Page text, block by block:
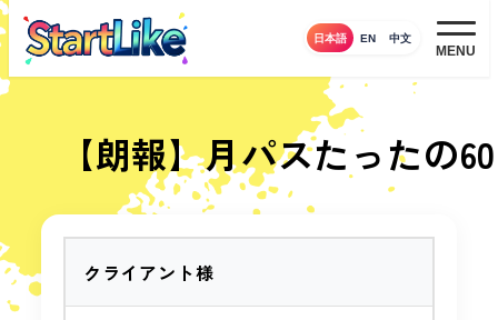
メ
イ
ン
へ
移
日本語 EN 中文
MENU
【朗報】月パスたったの
クライアント様